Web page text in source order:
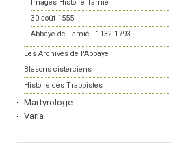
Images Histoire Tamié
30 août 1555 -
Abbaye de Tamié - 1132-1793
Les Archives de l'Abbaye
Blasons cisterciens
Histoire des Trappistes
Martyrologe
Varia